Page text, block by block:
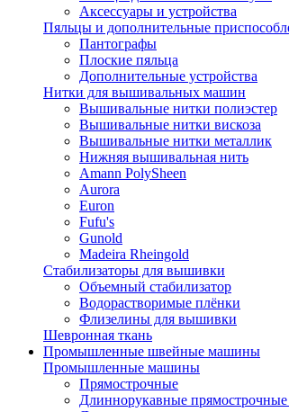
Аксессуары и устройства
Пяльцы и дополнительные
Пантографы
Плоские пяльца
Дополнительные устройства
Нитки для вышивальных машин
Вышивальные нитки полиэстер
Вышивальные нитки вискоза
Вышивальные нитки металлик
Нижняя вышивальная нить
Amann PolySheen
Aurora
Euron
Fufu's
Gunold
Madeira Rheingold
Стабилизаторы для вышивки
Объемный стабилизатор
Водорастворимые плёнки
Флизелины для вышивки
Шевронная ткань
Промышленные швейные машины
Промышленные машины
Прямострочные
Длиннорукавные